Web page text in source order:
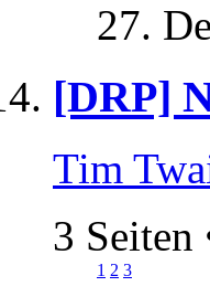
27.
[DRP]
Tim
3 Seiten
1 2 3